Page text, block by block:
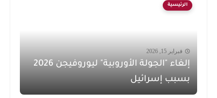
الرئيسية
فبراير 15, 2026
إلغاء "الجولة الأوروبية" ليوروفيجن 2026
بسبب إسرائيل